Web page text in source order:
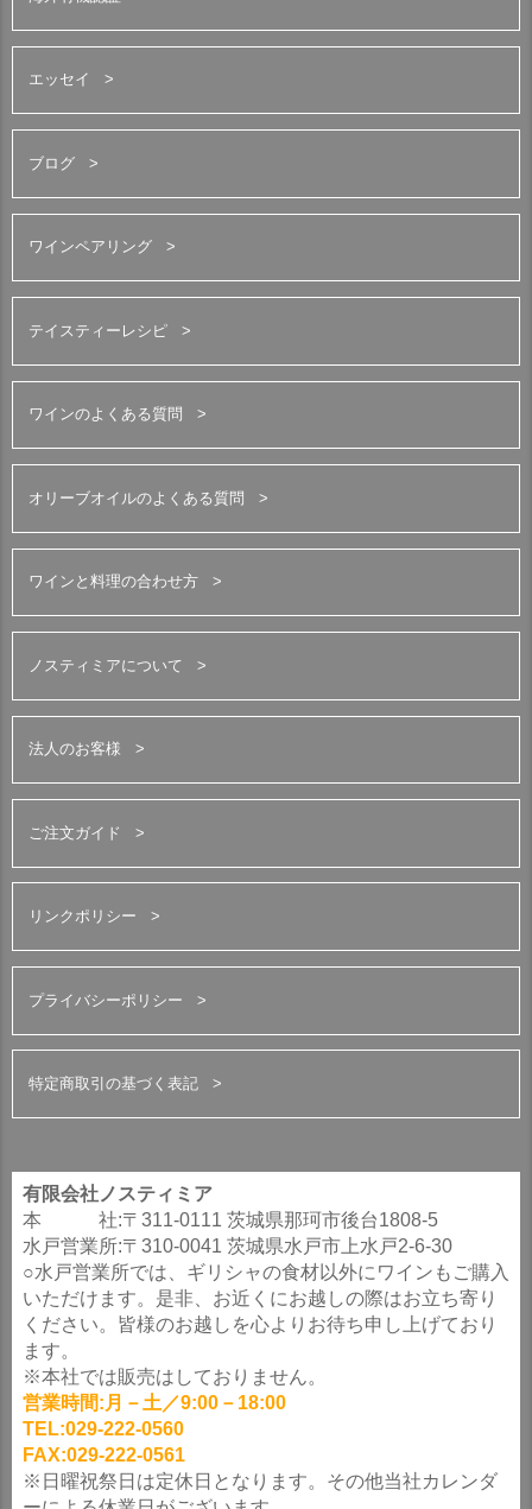
エッセイ
ブログ
ワインペアリング
テイスティーレシピ
ワインのよくある質問
オリーブオイルのよくある質問
ワインと料理の合わせ方
ノスティミアについて
法人のお客様
ご注文ガイド
リンクポリシー
プライバシーポリシー
特定商取引の基づく表記
有限会社ノスティミア
本 社:〒311-0111 茨城県那珂市後台1808-5
水戸営業所:〒310-0041 茨城県水戸市上水戸2-6-30
○水戸営業所では、ギリシャの食材以外にワインもご購入
いただけます。是非、お近くにお越しの際はお立ち寄り
ください。皆様のお越しを心よりお待ち申し上げており
ます。
※本社では販売はしておりません。
営業時間:月－土／9:00－18:00
TEL:029-222-0560
FAX:029-222-0561
※日曜祝祭日は定休日となります。その他当社カレンダ